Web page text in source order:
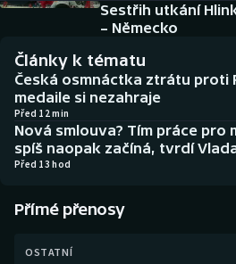
Baseball a softbal
Basketbal
Biatlon
Boby a skeleton
Box
Curling
Historické návraty
Aplikace ČT sport
AZ kvíz
Sestřih utkání
– Německo
Články k tématu
Česká osmnáctka ztrátu proti
medaile si nezahraje
Před 12 min
Nová smlouva? Tím práce pro
spíš naopak začíná, tvrdí
Před 13 hod
Přímé přenosy
OSTATNÍ